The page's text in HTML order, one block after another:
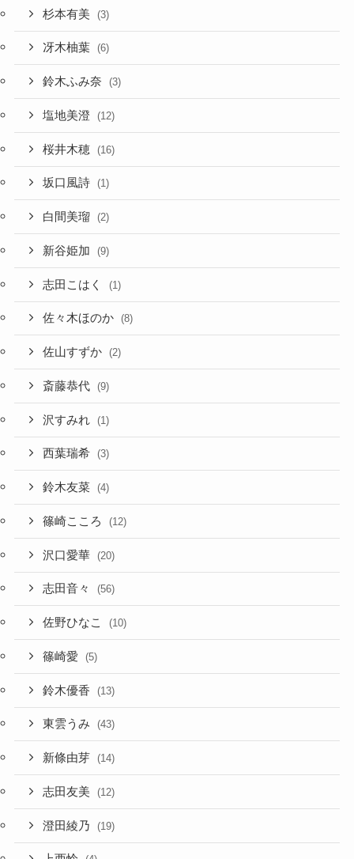
杉本有美 (3)
冴木柚葉 (6)
鈴木ふみ奈 (3)
塩地美澄 (12)
桜井木穂 (16)
坂口風詩 (1)
白間美瑠 (2)
新谷姫加 (9)
志田こはく (1)
佐々木ほのか (8)
佐山すずか (2)
斎藤恭代 (9)
沢すみれ (1)
西葉瑞希 (3)
鈴木友菜 (4)
篠崎こころ (12)
沢口愛華 (20)
志田音々 (56)
佐野ひなこ (10)
篠崎愛 (5)
鈴木優香 (13)
東雲うみ (43)
新條由芽 (14)
志田友美 (12)
澄田綾乃 (19)